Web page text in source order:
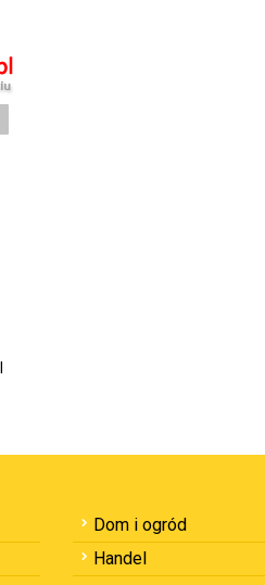
Dom i ogród
Handel